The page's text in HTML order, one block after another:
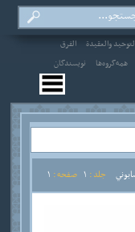
والعقيدة
الفرق
همه‌گروه‌ها نویسندگان
جلد : صفحه :